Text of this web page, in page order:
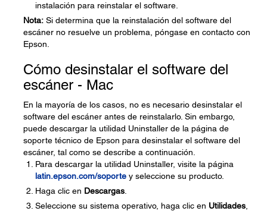
instalación para reinstalar el software.
Nota: Si determina que la reinstalación del software del
escáner no resuelve un problema, póngase en contacto con
Epson.
Cómo desinstalar el software del
escáner - Mac
En la mayoría de los casos, no es necesario desinstalar el
software del escáner antes de reinstalarlo. Sin embargo,
puede descargar la utilidad Uninstaller de la página de
soporte técnico de Epson para desinstalar el software del
escáner, tal como se describe a continuación.
Para descargar la utilidad Uninstaller, visite la página
latin.epson.com/soporte y seleccione su producto.
Haga clic en Descargas
Seleccione su sistema operativo, haga clic en Utilidades